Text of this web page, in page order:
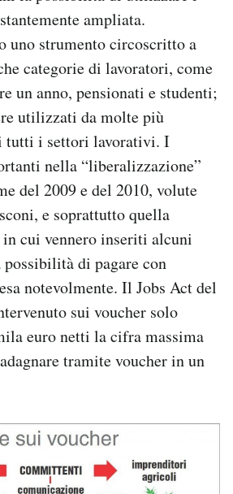
ampliata.
uno strumento circoscritto a
categorie di lavoratori, come
un anno, pensionati e studenti;
utilizzati da molte più
tutti i settori lavorativi. I
nella “liberalizzazione”
del 2009 e del 2010, volute
e soprattutto quella
cui vennero inseriti alcuni
di pagare con
notevolmente. Il Jobs Act del
sui voucher solo
euro netti la cifra massima
tramite voucher in un